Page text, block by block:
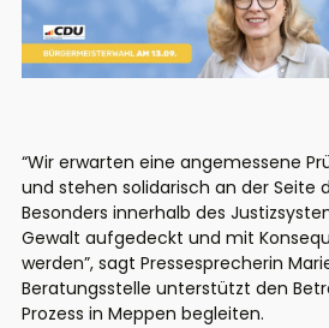
“Wir erwarten eine angemessene
und stehen solidarisch an der Seite
Besonders innerhalb des
Gewalt aufgedeckt und mit
werden”, sagt Pressesprecherin
Beratungsstelle unterstützt den
Prozess in Meppen begleiten.